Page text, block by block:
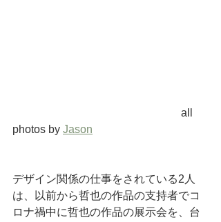
photos by Jason
デザイン関係の仕事をされている2人
は、以前から哲也の作品の支持者でコ
ロナ禍中に哲也の作品の展示会を、台